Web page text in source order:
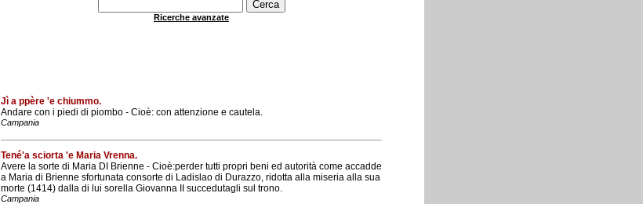
Ricerche avanzate
Jì a ppère 'e chiummo.
Andare con i piedi di piombo - Cioè: con attenzione e cautela.
Campania
Tené'a sciorta 'e Maria Vrenna.
Avere la sorte di Maria DI Brienne - Cioè:perder tutti propri beni ed autorità come accadde
a Maria di Brienne sfortunata consorte di Ladislao di Durazzo, ridotta alla miseria alla sua
morte (1414) dalla di lui sorella Giovanna II succedutagli sul trono.
Campania